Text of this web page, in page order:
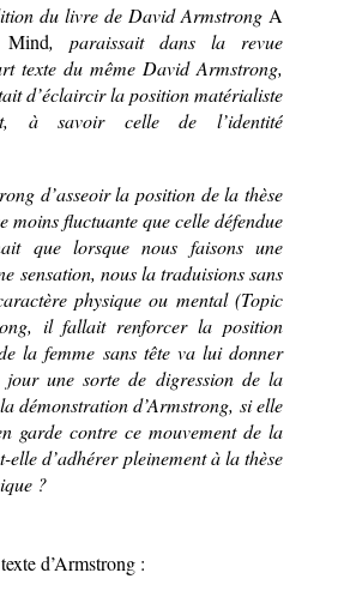
du livre de David Armstrong A
, paraissait dans la revue
texte du même David Armstrong,
d’éclaircir la position matérialiste
à savoir celle de l’identité
d’asseoir la position de la thèse
moins fluctuante que celle défendue
que lorsque nous faisons une
sensation, nous la traduisions sans
physique ou mental (Topic
il fallait renforcer la position
la femme sans tête va lui donner
une sorte de digression de la
démonstration d’Armstrong, si elle
garde contre ce mouvement de la
elle d’adhérer pleinement à la thèse
?
d’Armstrong :